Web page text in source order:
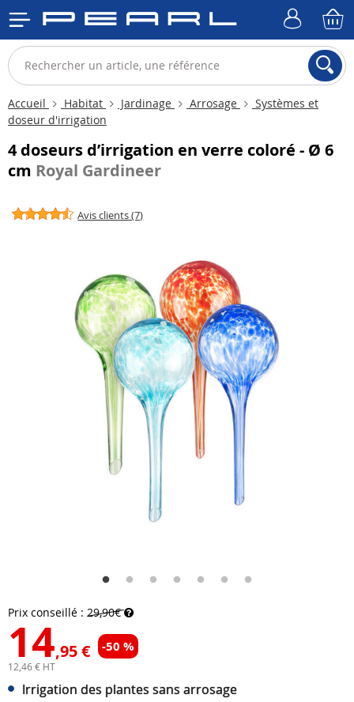
Accueil Habitat Jardinage Arrosage
Systèmes et
doseur d'irrigation
4 doseurs d’irrigation en verre coloré - Ø 6
cm Royal Gardineer
Avis clients (7)
Prix conseillé : 29,90€
14,95 € -50 %
12,46 € HT
Irrigation des plantes sans arrosage